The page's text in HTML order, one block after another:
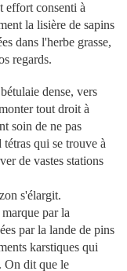
effort consenti à
la lisière de sapins
dans l'herbe grasse,
regards.
dense, vers
tout droit à
soin de ne pas
qui se trouve à
de vastes stations
s'élargit.
par la
par la lande de pins
karstiques qui
On dit que le